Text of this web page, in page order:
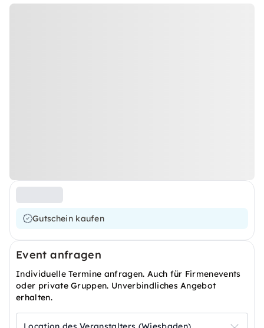
Gutschein kaufen
Event anfragen
Individuelle Termine anfragen. Auch für Firmenevents
oder private Gruppen. Unverbindliches Angebot
erhalten.